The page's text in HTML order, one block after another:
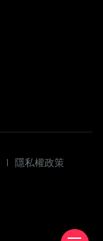
隱私權政策